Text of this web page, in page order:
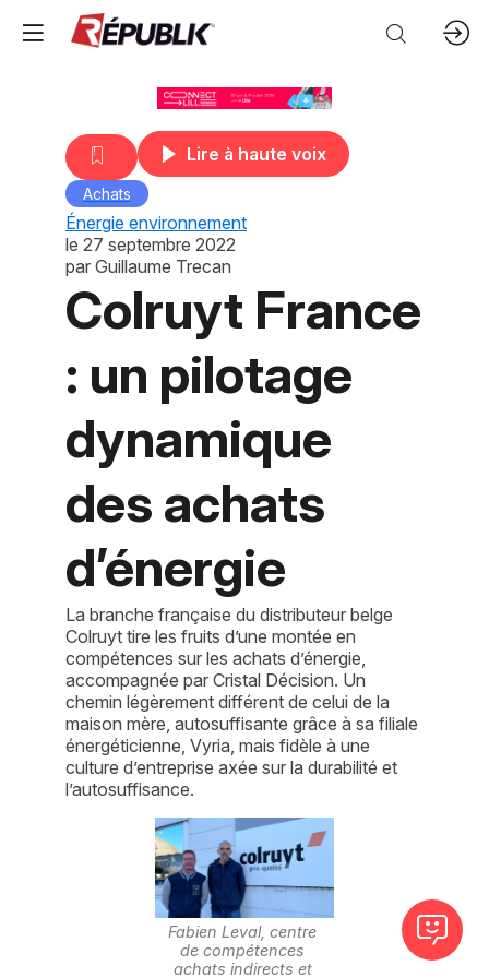
Lire à haute voix
Achats
Énergie environnement
le 27 septembre 2022
par Guillaume Trecan
Colruyt France
: un pilotage
dynamique
des achats
d’énergie
La branche française du distributeur belge
Colruyt tire les fruits d’une montée en
compétences sur les achats d’énergie,
accompagnée par Cristal Décision. Un
chemin légèrement différent de celui de la
maison mère, autosuffisante grâce à sa filiale
énergéticienne, Vyria, mais fidèle à une
culture d’entreprise axée sur la durabilité et
l’autosuffisance.
Fabien Leval, centre
de compétences
achats indirects et